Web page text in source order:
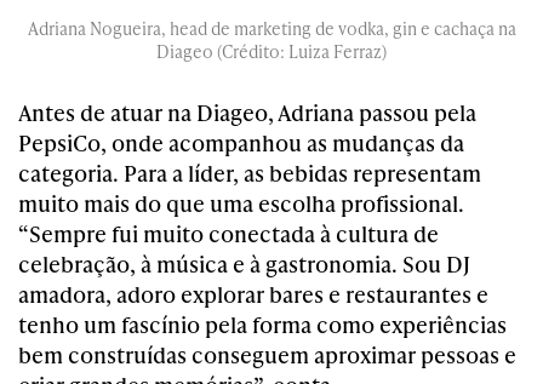
Adriana Nogueira, head de marketing de vodka, gin e cachaça na
Diageo (Crédito: Luiza Ferraz)
Antes de atuar na Diageo, Adriana passou pela
PepsiCo, onde acompanhou as mudanças da
categoria. Para a líder, as bebidas representam
muito mais do que uma escolha profissional.
“Sempre fui muito conectada à cultura de
celebração, à música e à gastronomia. Sou DJ
amadora, adoro explorar bares e restaurantes e
tenho um fascínio pela forma como experiências
bem construídas conseguem aproximar pessoas e